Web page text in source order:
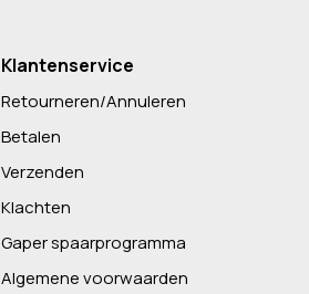
Klantenservice
Retourneren/Annuleren
Betalen
Verzenden
Klachten
Gaper spaarprogramma
Algemene voorwaarden